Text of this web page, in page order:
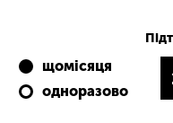
щомісяця
одноразово